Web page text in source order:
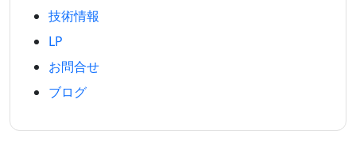
技術情報
LP
お問合せ
ブログ